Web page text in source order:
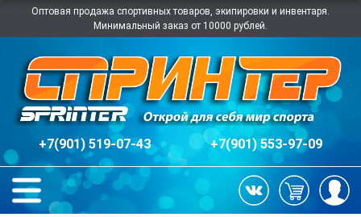
Оптовая продажа спортивных товаров, экипировки и инвентаря.
Минимальный заказ от 10000 рублей.
+7(901) 519-07-43 +7(901) 553-97-09